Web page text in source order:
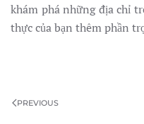
khám phá những địa chỉ
thực của bạn thêm phần
PREVIOUS